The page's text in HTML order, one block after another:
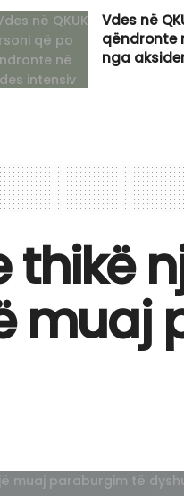
Vdes në
qëndronte
nga
thikë